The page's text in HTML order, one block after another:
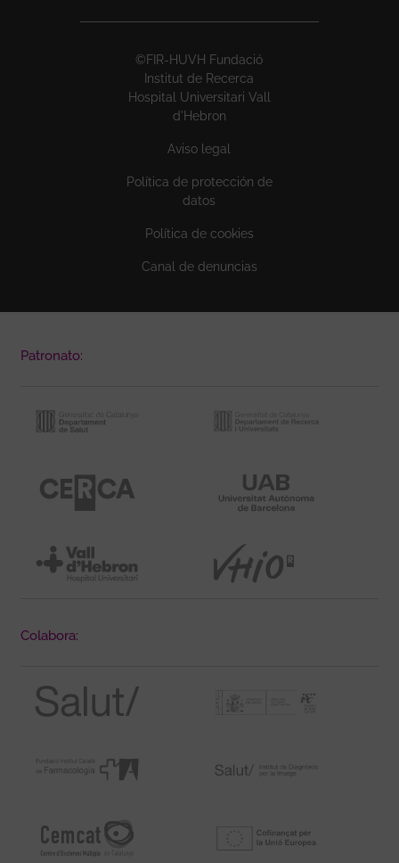
©FIR-HUVH Fundació
Institut de Recerca
Hospital Universitari Vall
d'Hebron
Aviso legal
Política de protección de
datos
Política de cookies
Canal de denuncias
Patronato:
Colabora: